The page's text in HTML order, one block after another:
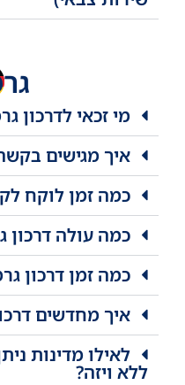
מי זכאי לדרכון
איך מגישים
כמה זמן לוקח
כמה עולה דרכון
כמה זמן דרכון
איך מחדשים
לאילו מדינות
ללא ויזה?